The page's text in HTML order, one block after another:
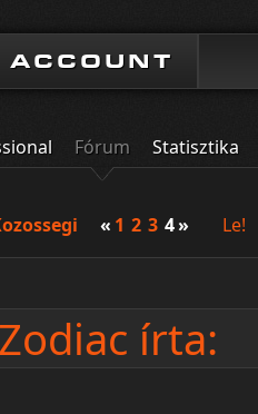
ACCOUNT
Fórum Statisztika
« 1 2 3 4» Le!
Zodiac írta: